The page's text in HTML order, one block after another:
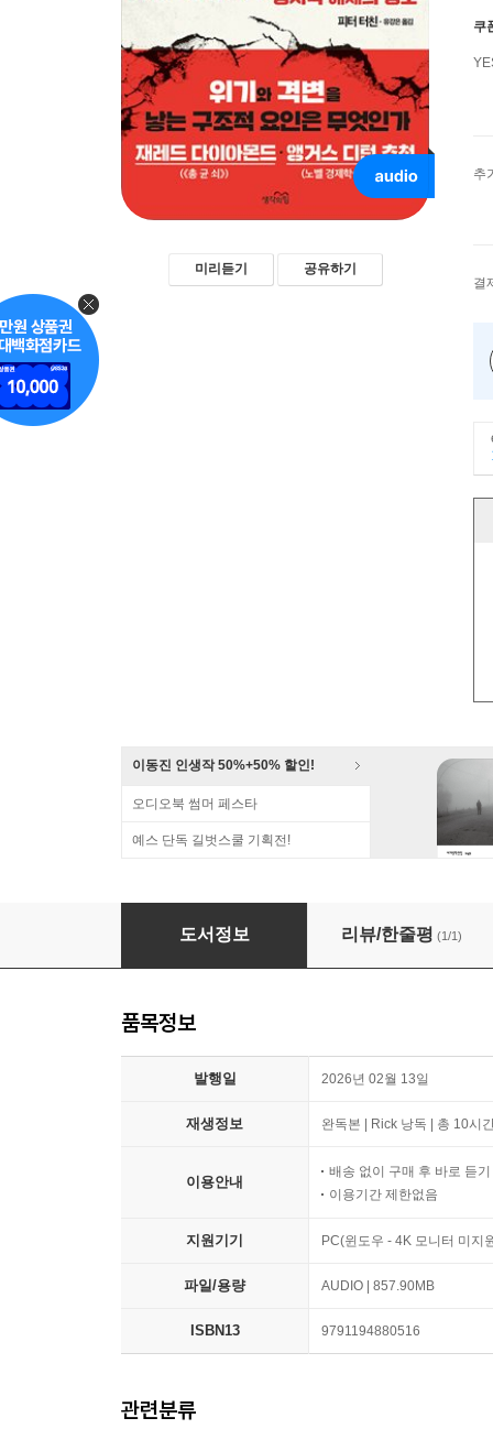
미리듣기 공유하기
쿠
추
결
이동진 인생작 50%+50% 할인!
오디오북 썸머 페스타
예스 단독 길벗스쿨 기획전!
국가는 어떻게 무너지는가
도서정보 리뷰/한줄평 (1/1)
품목정보
발행일 2026년 02월 13일
재생정보 완독본 | Rick 낭독 | 총 10시
이용안내
배송 없이 구매 후 바로 듣기
이용기간 제한없음
지원기기 PC(윈도우 - 4K 모니터 미지
파일/용량 AUDIO | 857.90MB
ISBN13 9791194880516
관련분류